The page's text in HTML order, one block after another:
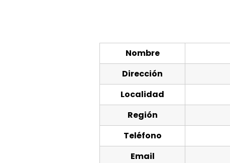
Nombre
Dirección
Localidad
Región
Teléfono
Email